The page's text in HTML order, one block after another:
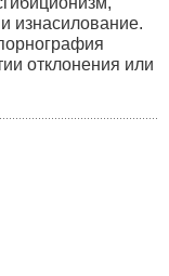
изнасилование.
отклонения или